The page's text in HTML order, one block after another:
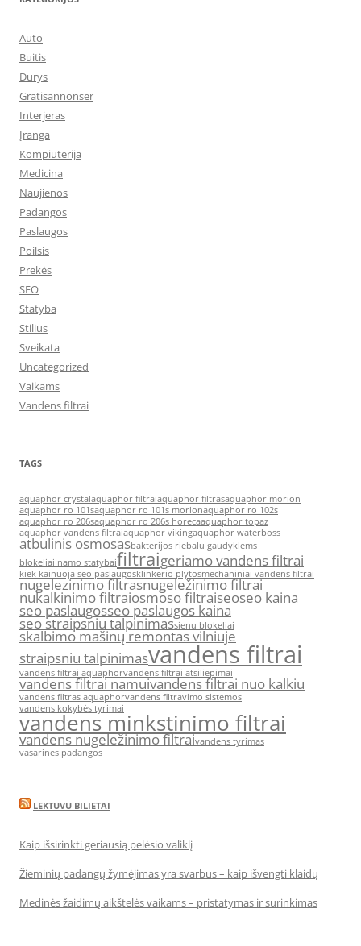
Auto
Buitis
Durys
Gratisannonser
Interjeras
Įranga
Kompiuterija
Medicina
Naujienos
Padangos
Paslaugos
Poilsis
Prekės
SEO
Statyba
Stilius
Sveikata
Uncategorized
Vaikams
Vandens filtrai
TAGS
aquaphor crystalaquaphor filtraiaquaphor filtrasaquaphor morion
aquaphor ro 101saquaphor ro 101s morionaquaphor ro 102s
aquaphor ro 206saquaphor ro 206s horecaaquaphor topaz
aquaphor vandens filtraiaquaphor vikingaquaphor waterboss
atbulinis osmosasbakterijos riebalu gaudyklems
blokeliai namo statybaifiltraigeriamo vandens filtrai
kiek kainuoja seo paslaugosklinkerio plytosmechaniniai vandens filtrai
nugelezinimo filtrasnugeležinimo filtrai
nukalkinimo filtraiosmoso filtraiseoseo kaina
seo paslaugosseo paslaugos kaina
seo straipsniu talpinimassienu blokeliai
skalbimo mašinų remontas vilniuje
straipsniu talpinimasvandens filtrai
vandens filtrai aquaphorvandens filtrai atsiliepimai
vandens filtrai namuivandens filtrai nuo kalkiu
vandens filtras aquaphorvandens filtravimo sistemos
vandens kokybės tyrimai
vandens minkstinimo filtrai
vandens nugeležinimo filtraivandens tyrimas
vasarines padangos
LEKTUVU BILIETAI
Kaip išsirinkti geriausią pelėsio valiklį
Žieminių padangų žymėjimas yra svarbus – kaip išvengti klaidų
Medinės žaidimų aikštelės vaikams – pristatymas ir surinkimas